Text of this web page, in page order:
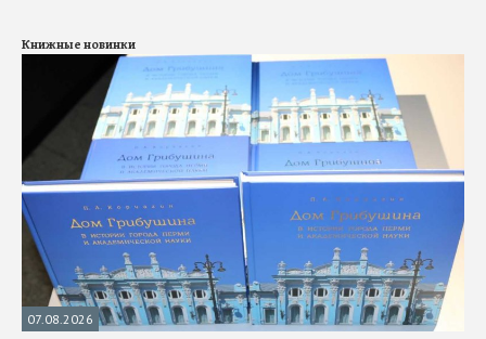
Книжные новинки
07.08.2026